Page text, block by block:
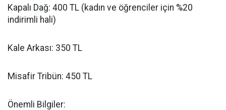
Kapalı Dağ: 400 TL (kadın ve öğrenciler için %20
indirimli hali)
Kale Arkası: 350 TL
Misafir Tribün: 450 TL
Önemli Bilgiler: